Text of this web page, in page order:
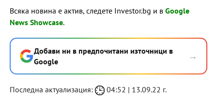
Всяка новина е актив, следете Investor.bg и в Google
News Showcase.
Добави ни в предпочитани източници в
Google
→
Последна актуализация: 04:52 | 13.09.22 г.